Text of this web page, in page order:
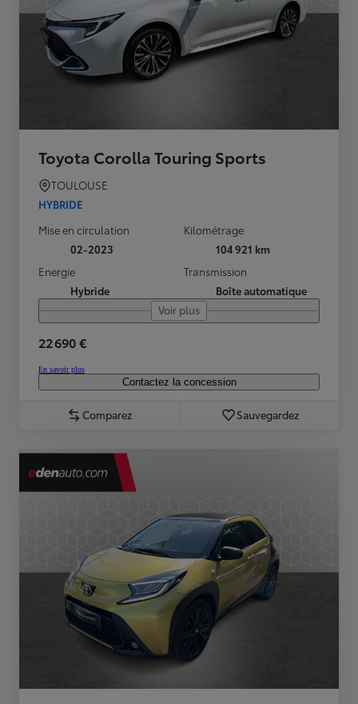
Toyota Corolla Touring Sports
TOULOUSE
HYBRIDE
Mise en circulation
02-2023
Kilométrage
104 921 km
Energie
Hybride
Transmission
Boîte automatique
Voir plus
22 690 €
En savoir plus
Contactez la concession
Comparez Sauvegardez